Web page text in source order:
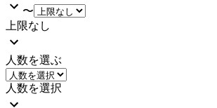
〜
上限なし
人数を選ぶ
人数を選択